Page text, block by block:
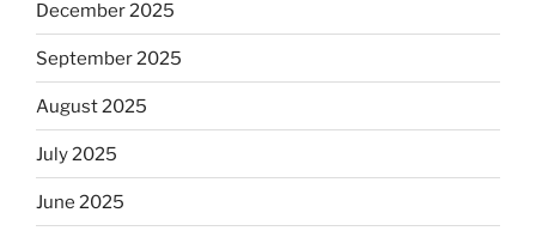
December 2025
September 2025
August 2025
July 2025
June 2025